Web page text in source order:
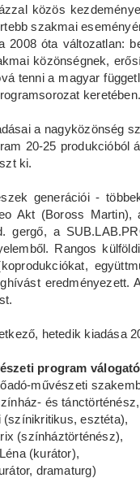
közös
szakmai
2008 óta változatlan:
közönségnek,
tenni a magyar
keretében.
a nagyközönség
20-25 produkcióból
ki.
generációi -
Akt (Boross
gergő, a
Rangos
eredményezett.
hetedik kiadása
program
művészeti
és
(színikritikus, esztéta),
(színháztörténész),
(kurátor),
dramaturg)